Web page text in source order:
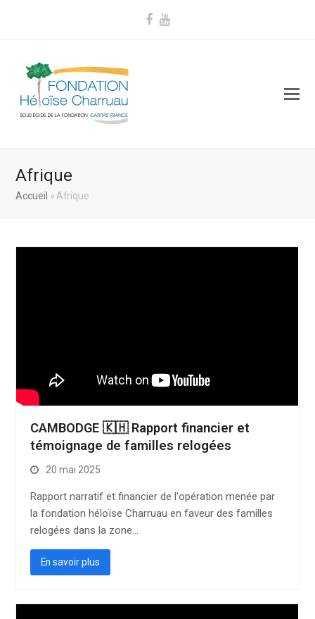
Facebook
Youtube
Afrique
Accueil » Afrique
CAMBODGE 🇰🇭 Rapport financier et
témoignage de familles relogées
20 mai 2025
Rapport narratif et financier de l'opération menée par
la fondation héloïse Charruau en faveur des familles
relogées dans la zone…
En savoir plus